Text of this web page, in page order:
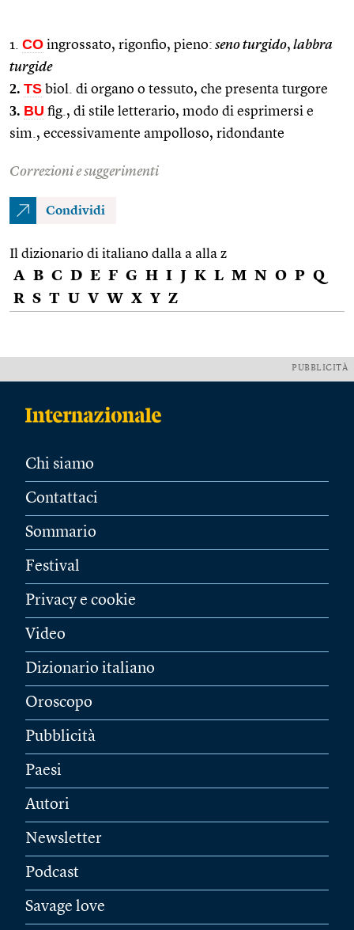
1. CO ingrossato, rigonfio, pieno: seno turgido, labbra
turgide
2. TS biol. di organo o tessuto, che presenta turgore
3. BU fig., di stile letterario, modo di esprimersi e
sim., eccessivamente ampolloso, ridondante
Correzioni e suggerimenti
Condividi
Il dizionario di italiano dalla a alla z
A B C D E F G H I J K L M N O P Q
R S T U V W X Y Z
PUBBLICITÀ
Chi siamo
Contattaci
Sommario
Festival
Privacy e cookie
Video
Dizionario italiano
Oroscopo
Pubblicità
Paesi
Autori
Newsletter
Podcast
Savage love